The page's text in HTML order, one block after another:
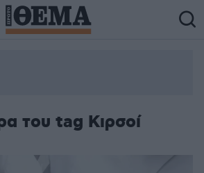
του tag Κιρσοί